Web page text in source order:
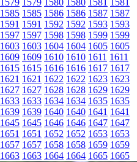
1579 1579 1580 1580 1581 1581
1585 1585 1586 1586 1587 1587
1591 1591 1592 1592 1593 1593
1597 1597 1598 1598 1599 1599
1603 1603 1604 1604 1605 1605
1609 1609 1610 1610 1611 1611
1615 1615 1616 1616 1617 1617
1621 1621 1622 1622 1623 1623
1627 1627 1628 1628 1629 1629
1633 1633 1634 1634 1635 1635
1639 1639 1640 1640 1641 1641
1645 1645 1646 1646 1647 1647
1651 1651 1652 1652 1653 1653
1657 1657 1658 1658 1659 1659
1663 1663 1664 1664 1665 1665